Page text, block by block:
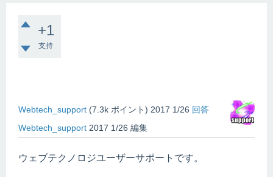
+1
支持
Webtech_support (7.3k ポイント) 2017 1/26 回答
Webtech_support 2017 1/26 編集
ウェブテクノロジユーザーサポートです。